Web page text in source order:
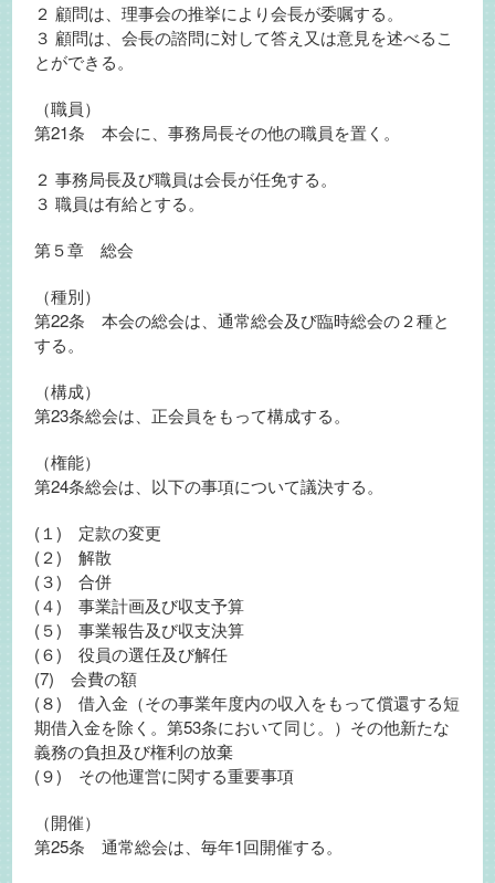
２ 顧問は、理事会の推挙により会長が委嘱する。
３ 顧問は、会長の諮問に対して答え又は意見を述べるこ
とができる。
（職員）
第21条 本会に、事務局長その他の職員を置く。
２ 事務局長及び職員は会長が任免する。
３ 職員は有給とする。
第５章 総会
（種別）
第22条 本会の総会は、通常総会及び臨時総会の２種と
する。
（構成）
第23条総会は、正会員をもって構成する。
（権能）
第24条総会は、以下の事項について議決する。
(１) 定款の変更
(２) 解散
(３) 合併
(４) 事業計画及び収支予算
(５) 事業報告及び収支決算
(６) 役員の選任及び解任
(7) 会費の額
(８) 借入金（その事業年度内の収入をもって償還する短
期借入金を除く。第53条において同じ。）その他新たな
義務の負担及び権利の放棄
(９) その他運営に関する重要事項
（開催）
第25条 通常総会は、毎年1回開催する。